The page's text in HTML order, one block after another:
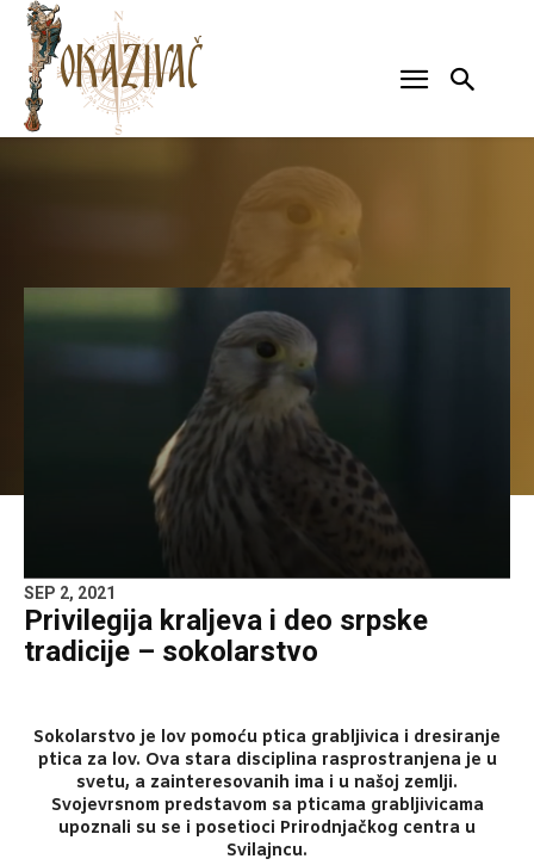
SEP 2, 2021
Privilegija kraljeva i deo srpske
tradicije – sokolarstvo
Sokolarstvo je lov pomoću ptica grabljivica i dresiranje
ptica za lov. Ova stara disciplina rasprostranjena je u
svetu, a zainteresovanih ima i u našoj zemlji.
Svojevrsnom predstavom sa pticama grabljivicama
upoznali su se i posetioci Prirodnjačkog centra u
Svilajncu.